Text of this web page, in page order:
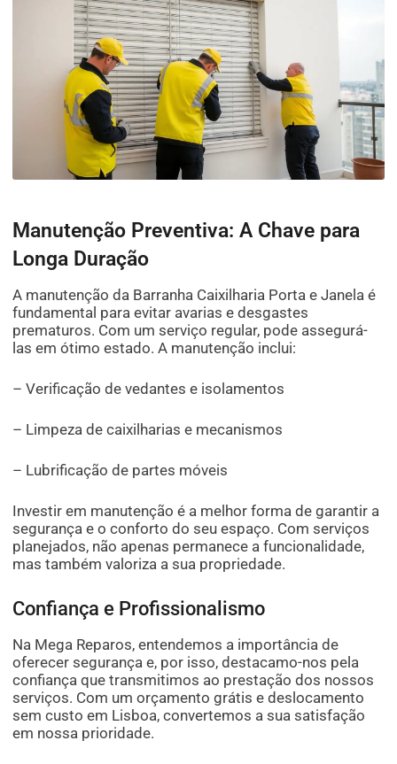
Manutenção Preventiva: A Chave para
Longa Duração
A manutenção da Barranha Caixilharia Porta e Janela é
fundamental para evitar avarias e desgastes
prematuros. Com um serviço regular, pode assegurá-
las em ótimo estado. A manutenção inclui:
– Verificação de vedantes e isolamentos
– Limpeza de caixilharias e mecanismos
– Lubrificação de partes móveis
Investir em manutenção é a melhor forma de garantir a
segurança e o conforto do seu espaço. Com serviços
planejados, não apenas permanece a funcionalidade,
mas também valoriza a sua propriedade.
Confiança e Profissionalismo
Na Mega Reparos, entendemos a importância de
oferecer segurança e, por isso, destacamo-nos pela
confiança que transmitimos ao prestação dos nossos
serviços. Com um orçamento grátis e deslocamento
sem custo em Lisboa, convertemos a sua satisfação
em nossa prioridade.